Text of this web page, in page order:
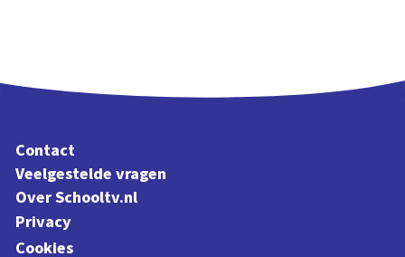
Contact
Veelgestelde vragen
Over Schooltv.nl
Privacy
Cookies